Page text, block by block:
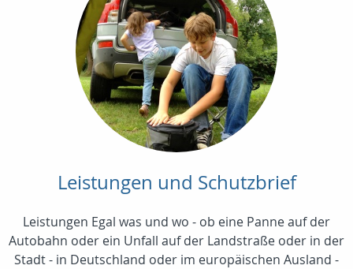
Leistungen und Schutzbrief
Leistungen Egal was und wo - ob eine Panne auf der
Autobahn oder ein Unfall auf der Landstraße oder in der
Stadt - in Deutschland oder im europäischen Ausland -